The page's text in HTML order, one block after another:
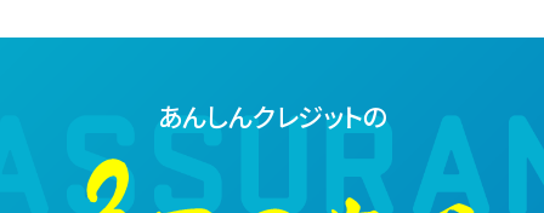
あんしんクレジットの